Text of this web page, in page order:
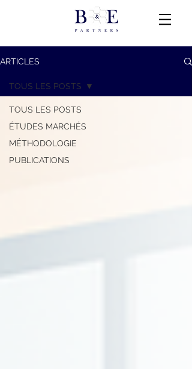
ARTICLES
TOUS LES POSTS
ÉTUDES MARCHÉS
MÉTHODOLOGIE
PUBLICATIONS
TOUS LES POSTS